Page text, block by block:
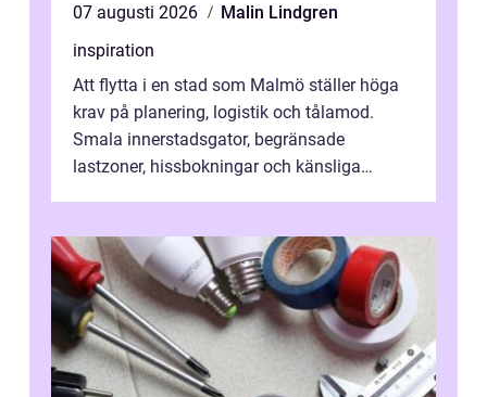
07 augusti 2026
Malin Lindgren
inspiration
Att flytta i en stad som Malmö ställer höga
krav på planering, logistik och tålamod.
Smala innerstadsgator, begränsade
lastzoner, hissbokningar och känsliga